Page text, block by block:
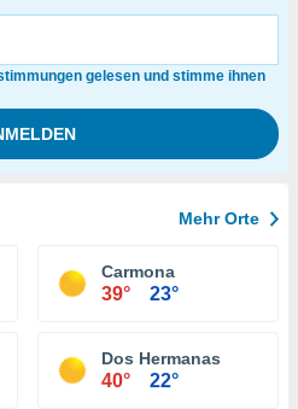
gelesen und stimme ihnen
Mehr Orte
Carmona
39° 23°
Dos Hermanas
40° 22°